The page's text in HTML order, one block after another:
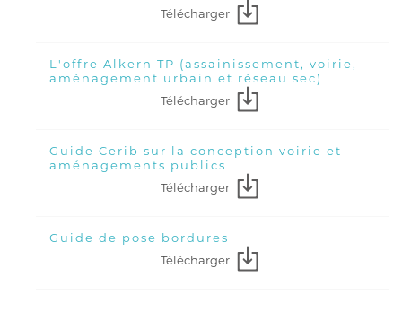
Télécharger
L'offre Alkern TP (assainissement, voirie,
aménagement urbain et réseau sec)
Télécharger
Guide Cerib sur la conception voirie et
aménagements publics
Télécharger
Guide de pose bordures
Télécharger